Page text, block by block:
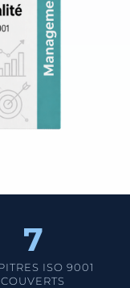
7
ISO 9001
COUVERTS